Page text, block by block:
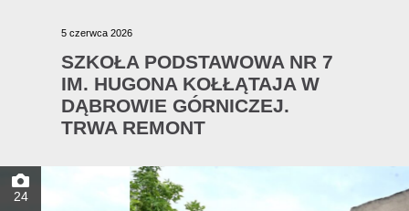
5 czerwca 2026
SZKOŁA PODSTAWOWA NR 7
IM. HUGONA KOŁŁĄTAJA W
DĄBROWIE GÓRNICZEJ.
TRWA REMONT
24